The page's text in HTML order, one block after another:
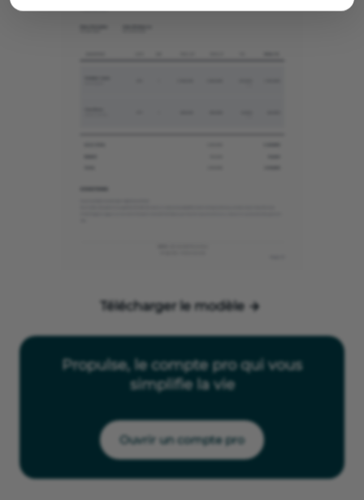
Télécharger le modèle
Propulse, le compte pro qui vous
simplifie la vie
Ouvrir un compte pro